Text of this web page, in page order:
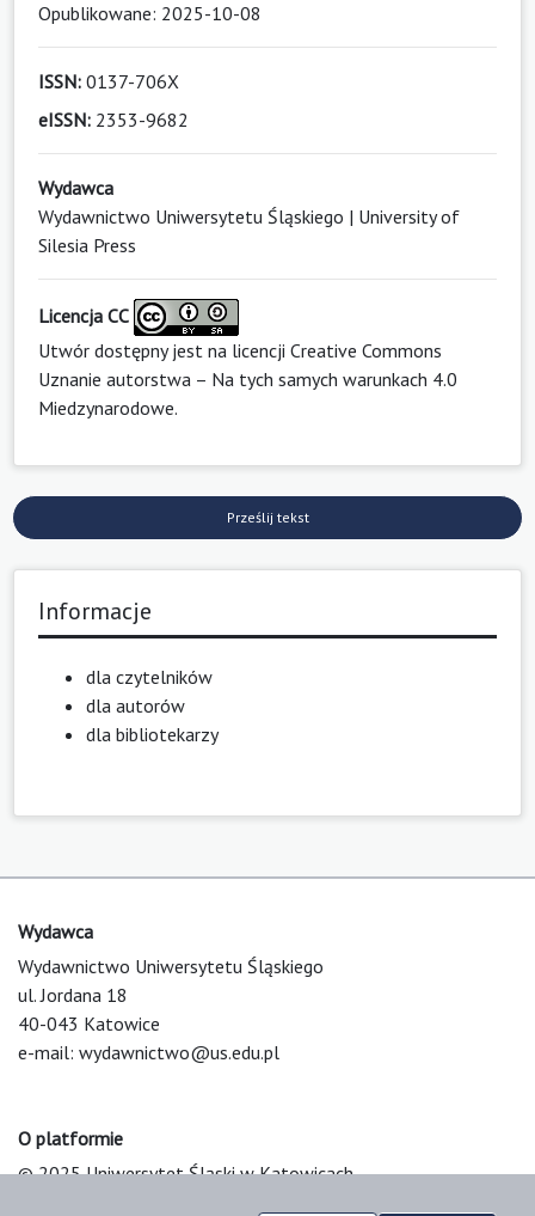
Opublikowane: 2025-10-08
ISSN: 0137-706X
eISSN: 2353-9682
Wydawca
Wydawnictwo Uniwersytetu Śląskiego | University of
Silesia Press
Licencja CC
Utwór dostępny jest na licencji Creative Commons
Uznanie autorstwa – Na tych samych warunkach 4.0
Miedzynarodowe.
Prześlij tekst
Informacje
dla czytelników
dla autorów
dla bibliotekarzy
Wydawca
Wydawnictwo Uniwersytetu Śląskiego
ul. Jordana 18
40-043 Katowice
e-mail: wydawnictwo@us.edu.pl
O platformie
© 2025 Uniwersytet Śląski w Katowicach